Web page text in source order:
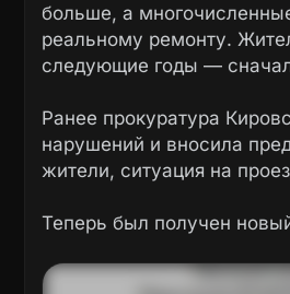
больше, а
реальному ремонту.
следующие годы —
Ранее прокуратура
нарушений и вносила
жители, ситуация на
Теперь был получен